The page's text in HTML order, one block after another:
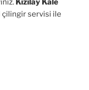
Kızılay Kale
çilingir servisi ile